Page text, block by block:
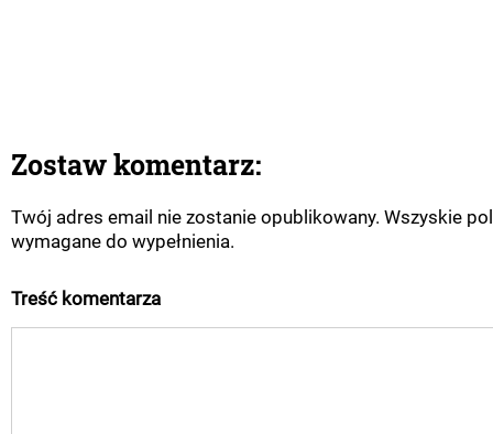
Zostaw komentarz:
Twój adres email nie zostanie opublikowany. Wszyskie
wymagane do wypełnienia.
Treść komentarza